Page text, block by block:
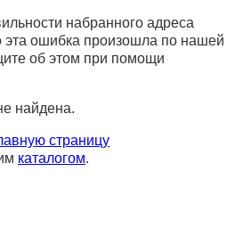
набранного адреса
эта ошибка произошла по нашей
об этом при помощи
найдена.
страницу
каталогом.